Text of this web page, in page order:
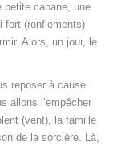
petite cabane, une
fort (ronflements)
Alors, un jour, le
reposer à cause
allons l’empêcher
(vent), la famille
de la sorcière. Là,